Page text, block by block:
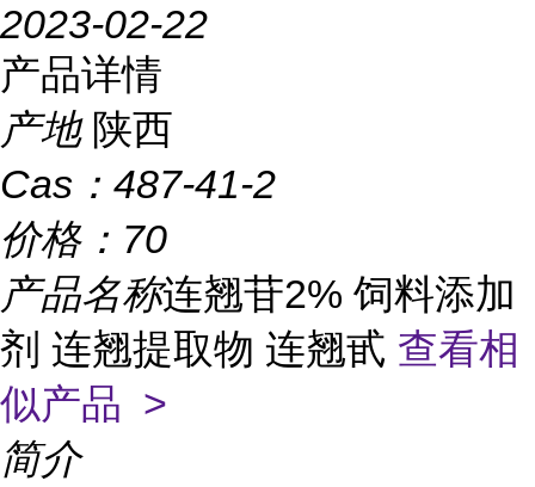
2023-02-22
产品详情
产地 陕西
Cas： 487-41-2
价格： 70
产品名称连翘苷2% 饲料添加
剂 连翘提取物 连翘甙 查看相
似产品 >
简介